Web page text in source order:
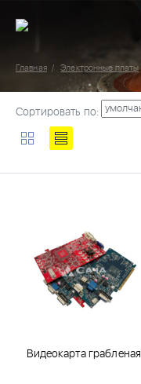
Главная Электронные платы
Сортировать по:
Видеокарта грабленая